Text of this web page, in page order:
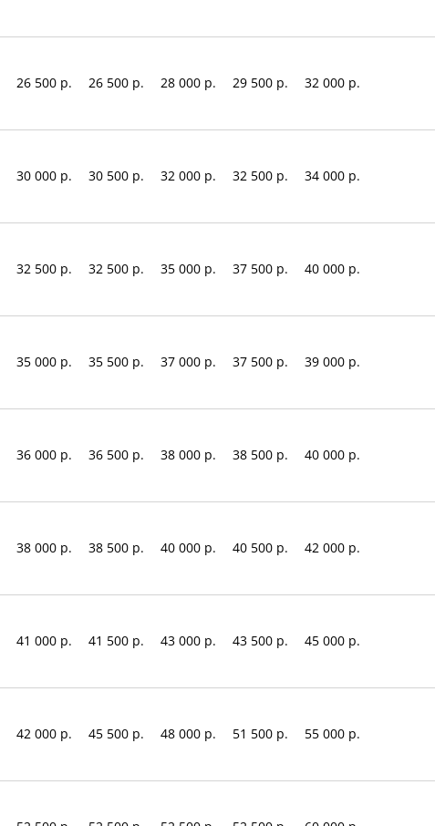
26 500 р. 26 500 р. 28 000 р. 29 500 р. 32 000 р.
30 000 р. 30 500 р. 32 000 р. 32 500 р. 34 000 р.
32 500 р. 32 500 р. 35 000 р. 37 500 р. 40 000 р.
35 000 р. 35 500 р. 37 000 р. 37 500 р. 39 000 р.
36 000 р. 36 500 р. 38 000 р. 38 500 р. 40 000 р.
38 000 р. 38 500 р. 40 000 р. 40 500 р. 42 000 р.
41 000 р. 41 500 р. 43 000 р. 43 500 р. 45 000 р.
42 000 р. 45 500 р. 48 000 р. 51 500 р. 55 000 р.